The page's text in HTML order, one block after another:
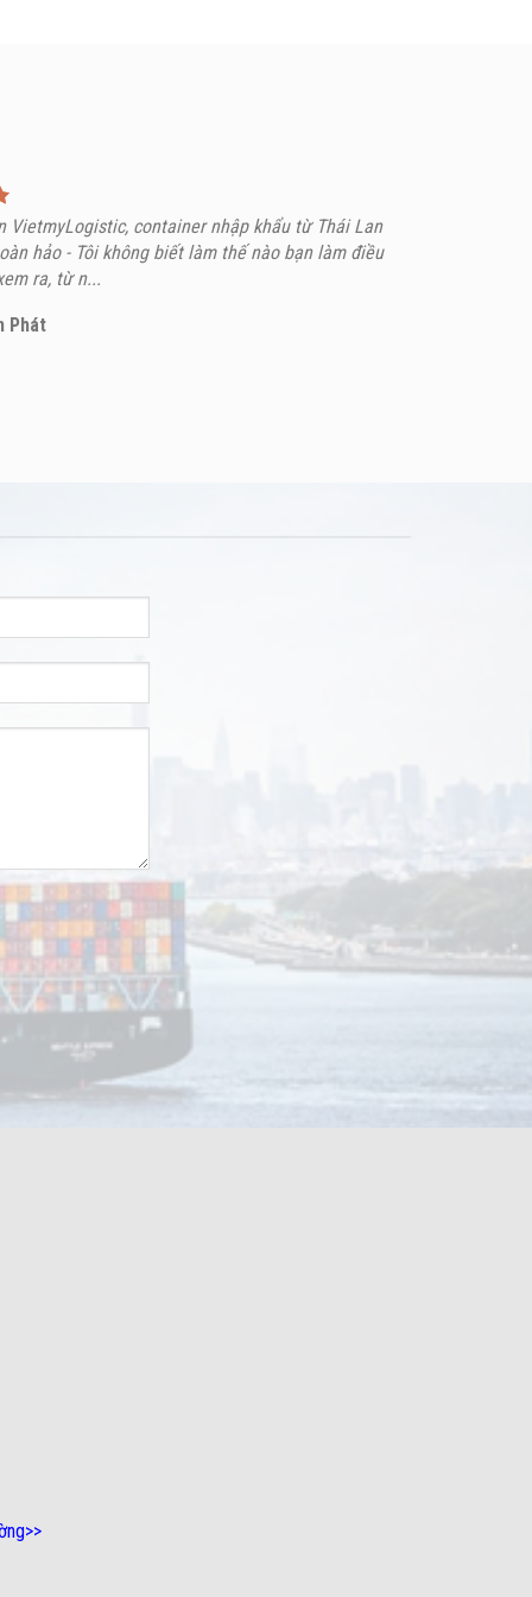
VietmyLogistic, container nhập khẩu từ Thái Lan
hảo - Tôi không biết làm thế nào bạn làm điều
ra, từ n...
Phát
>>